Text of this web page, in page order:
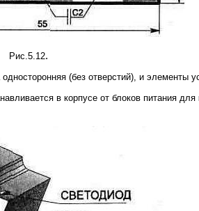
Рис.5.12.
(без отверстий), и элементы
в корпусе от блоков питания